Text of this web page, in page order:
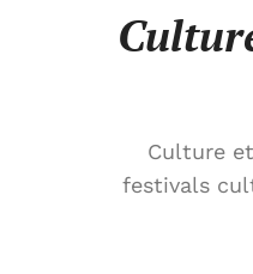
Culture
festivals